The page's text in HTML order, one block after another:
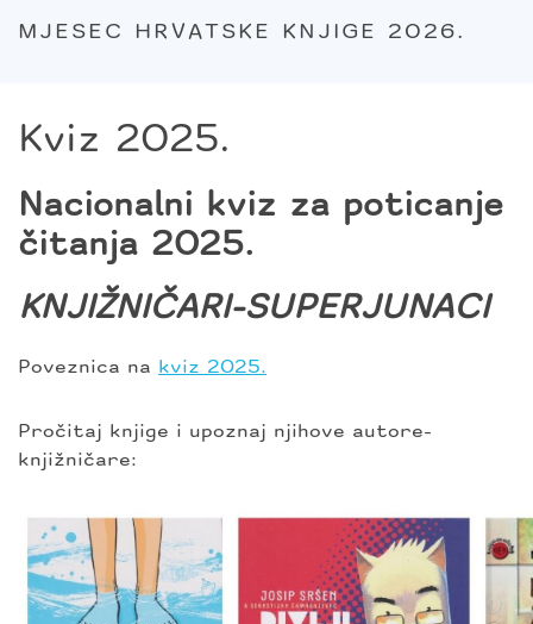
MJESEC HRVATSKE KNJIGE 2026.
Kviz 2025.
Nacionalni kviz za poticanje
čitanja 2025.
KNJIŽNIČARI-SUPERJUNACI
Poveznica na kviz 2025.
Pročitaj knjige i upoznaj njihove autore-
knjižničare: